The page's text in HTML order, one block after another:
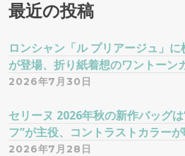
最近の投稿
ロンシャン「ル プリアージュ」
が登場、折り紙着想のワントーン
2026年7月30日
セリーヌ 2026年秋の新作バッグ
フ”が主役、コントラストカラー
2026年7月28日